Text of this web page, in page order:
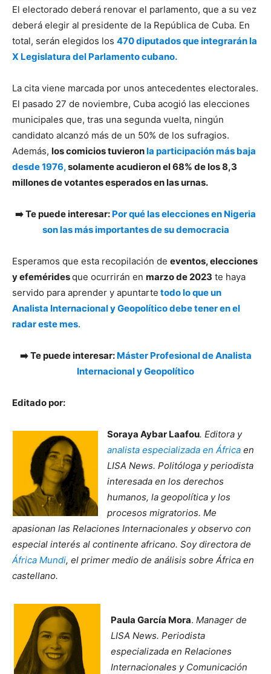
El electorado deberá renovar el parlamento, que a su vez
deberá elegir al presidente de la República de Cuba. En
total, serán elegidos los 470 diputados que integrarán la
X Legislatura del Parlamento cubano.
La cita viene marcada por unos antecedentes electorales.
El pasado 27 de noviembre, Cuba acogió las elecciones
municipales que, tras una segunda vuelta, ningún
candidato alcanzó más de un 50% de los sufragios.
Además, los comicios tuvieronla participación más baja
desde 1976,solamente acudieron el 68% de los 8,3
millones de votantes esperados en las urnas.
➡️ Te puede interesar: Por qué las elecciones en Nigeria
son las más importantes de su democracia
Esperamos que esta recopilación de eventos, elecciones
y efeméridesque ocurrirán en marzo de 2023 te haya
servido para aprender y apuntarte todo lo que un
Analista Internacional y Geopolítico debe tener en el
radar este mes.
➡️ Te puede interesar: Máster Profesional de Analista
Internacional y Geopolítico
Editado por:
Soraya Aybar Laafou. Editora y
analista especializada en África en
LISA News. Politóloga y periodista
interesada en los derechos
humanos, la geopolítica y los
procesos migratorios. Me
apasionan las Relaciones Internacionales y observo con
especial interés al continente africano. Soy directora de
África Mundi, el primer medio de análisis sobre África en
castellano.
Paula García Mora. Manager de
LISA News. Periodista
especializada en Relaciones
Internacionales y Comunicación